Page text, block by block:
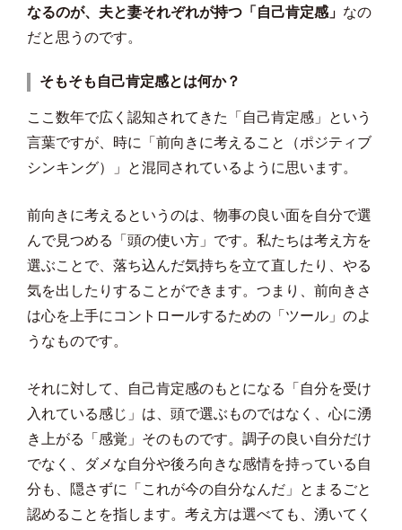
なるのが、夫と妻それぞれが持つ「自己肯定感」 なの
だと思うのです。
そもそも自己肯定感とは何か？
ここ数年で広く認知されてきた「自己肯定感」という
言葉ですが、時に「前向きに考えること（ポジティブ
シンキング）」と混同されているように思います。
前向きに考えるというのは、物事の良い面を自分で選
んで見つめる「頭の使い方」です。私たちは考え方を
選ぶことで、落ち込んだ気持ちを立て直したり、やる
気を出したりすることができます。つまり、前向きさ
は心を上手にコントロールするための「ツール」のよ
うなものです。
それに対して、自己肯定感のもとになる「自分を受け
入れている感じ」は、頭で選ぶものではなく、心に湧
き上がる「感覚」そのものです。調子の良い自分だけ
でなく、ダメな自分や後ろ向きな感情を持っている自
分も、隠さずに「これが今の自分なんだ」とまるごと
認めることを指します。考え方は選べても、湧いてく